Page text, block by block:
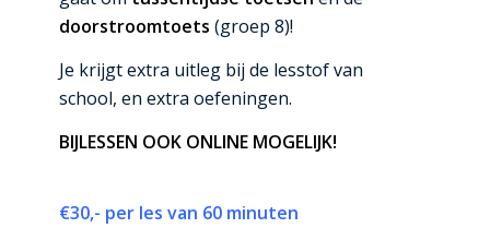
doorstroomtoets (groep 8)!
Je krijgt extra uitleg bij de lesstof van
school, en extra oefeningen.
BIJLESSEN OOK ONLINE MOGELIJK!
€30,- per les van 60 minuten